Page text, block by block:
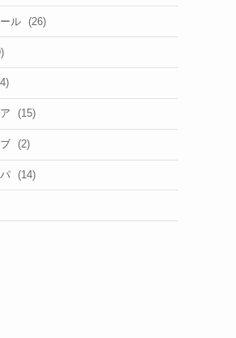
ル (26)
(15)
(2)
(14)